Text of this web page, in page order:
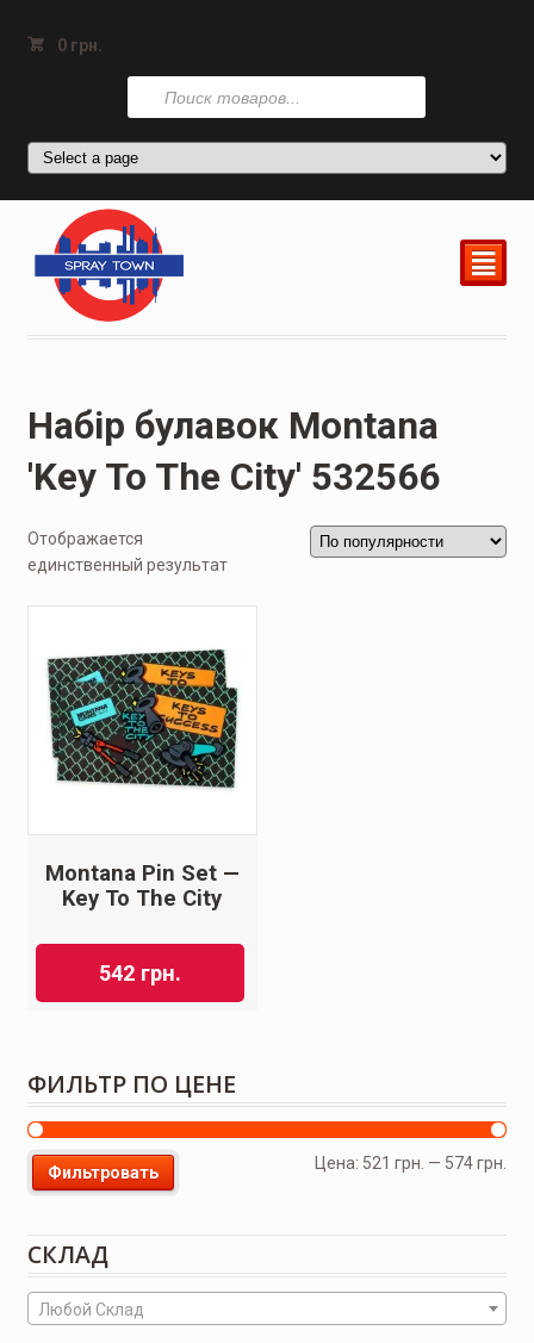
0 грн.
Поиск
товаров
²
Набір булавок Montana
'Key To The City' 532566
Отображается
единственный результат
Montana Pin Set —
Key To The City
542 грн.
ФИЛЬТР ПО ЦЕНЕ
Фильтровать
Цена: 521 грн. — 574 грн.
СКЛАД
Любой Склад